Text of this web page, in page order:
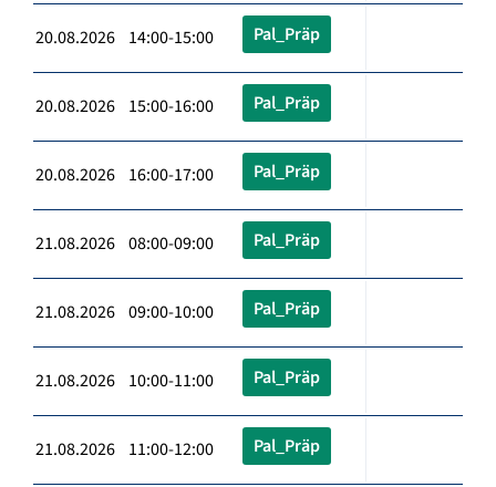
20.08.2026 14:00-15:00 Pal_Präp
20.08.2026 15:00-16:00 Pal_Präp
20.08.2026 16:00-17:00 Pal_Präp
21.08.2026 08:00-09:00 Pal_Präp
21.08.2026 09:00-10:00 Pal_Präp
21.08.2026 10:00-11:00 Pal_Präp
21.08.2026 11:00-12:00 Pal_Präp